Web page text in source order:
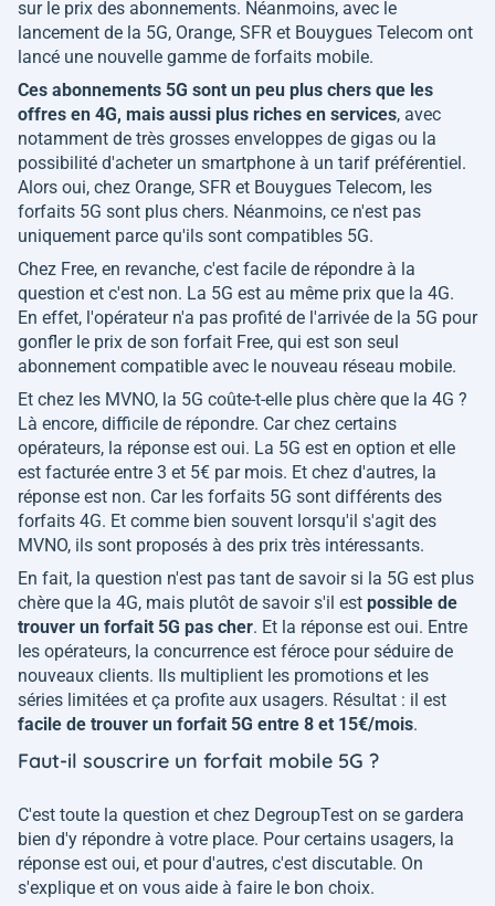
sur le prix des abonnements. Néanmoins, avec le
lancement de la 5G, Orange, SFR et Bouygues Telecom ont
lancé une nouvelle gamme de forfaits mobile.
Ces abonnements 5G sont un peu plus chers que les
offres en 4G, mais aussi plus riches en services, avec
notamment de très grosses enveloppes de gigas ou la
possibilité d'acheter un smartphone à un tarif préférentiel.
Alors oui, chez Orange, SFR et Bouygues Telecom, les
forfaits 5G sont plus chers. Néanmoins, ce n'est pas
uniquement parce qu'ils sont compatibles 5G.
Chez Free, en revanche, c'est facile de répondre à la
question et c'est non. La 5G est au même prix que la 4G.
En effet, l'opérateur n'a pas profité de l'arrivée de la 5G pour
gonfler le prix de son forfait Free, qui est son seul
abonnement compatible avec le nouveau réseau mobile.
Et chez les MVNO, la 5G coûte-t-elle plus chère que la 4G ?
Là encore, difficile de répondre. Car chez certains
opérateurs, la réponse est oui. La 5G est en option et elle
est facturée entre 3 et 5€ par mois. Et chez d'autres, la
réponse est non. Car les forfaits 5G sont différents des
forfaits 4G. Et comme bien souvent lorsqu'il s'agit des
MVNO, ils sont proposés à des prix très intéressants.
En fait, la question n'est pas tant de savoir si la 5G est plus
chère que la 4G, mais plutôt de savoir s'il est possible de
trouver un forfait 5G pas cher. Et la réponse est oui. Entre
les opérateurs, la concurrence est féroce pour séduire de
nouveaux clients. Ils multiplient les promotions et les
séries limitées et ça profite aux usagers. Résultat : il est
facile de trouver un forfait 5G entre 8 et 15€/mois.
Faut-il souscrire un forfait mobile 5G ?
C'est toute la question et chez DegroupTest on se gardera
bien d'y répondre à votre place. Pour certains usagers, la
réponse est oui, et pour d'autres, c'est discutable. On
s'explique et on vous aide à faire le bon choix.